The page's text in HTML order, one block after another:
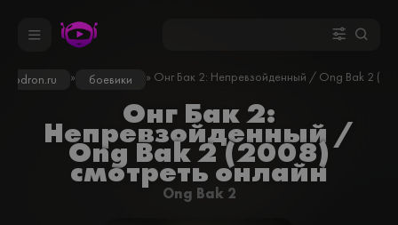
kinodron.ru » боевики » Онг Бак 2: Непревзойденный / Ong Bak 2
Онг Бак 2:
Непревзойденный /
Ong Bak 2 (2008)
смотреть онлайн
Ong Bak 2